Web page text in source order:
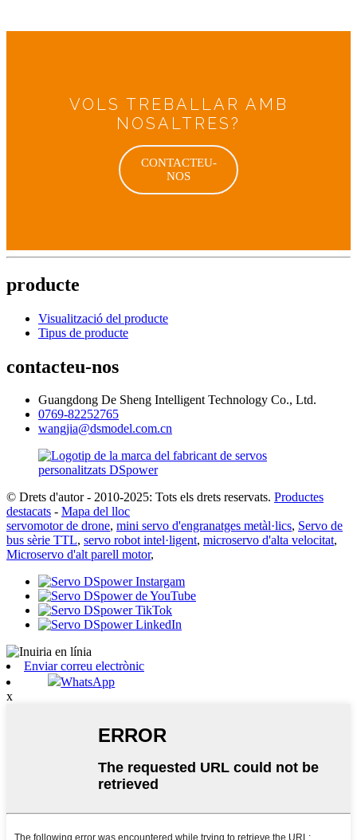
VOLS TREBALLAR AMB
NOSALTRES?
CONTACTEU-
NOS
producte
Visualització del producte
Tipus de producte
contacteu-nos
Guangdong De Sheng Intelligent Technology Co., Ltd.
0769-82252765
wangjia@dsmodel.com.cn
© Drets d'autor - 2010-2025: Tots els drets reservats. Productes
destacats - Mapa del lloc
servomotor de drone, mini servo d'engranatges metàl·lics, Servo de
bus sèrie TTL, servo robot intel·ligent, microservo d'alta velocitat,
Microservo d'alt parell motor,
Enviar correu electrònic
WhatsApp
x